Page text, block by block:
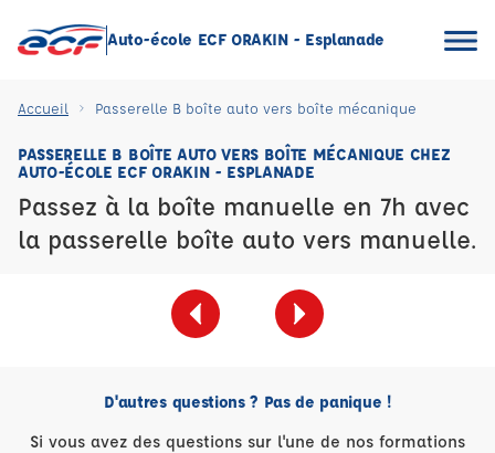
Auto-école ECF ORAKIN - Esplanade
Accueil Passerelle B boîte auto vers boîte mécanique
PASSERELLE B BOÎTE AUTO VERS BOÎTE MÉCANIQUE CHEZ
AUTO-ÉCOLE ECF ORAKIN - ESPLANADE
Passez à la boîte manuelle en 7h avec
la passerelle boîte auto vers manuelle.
D'autres questions ? Pas de panique !
Si vous avez des questions sur l'une de nos formations